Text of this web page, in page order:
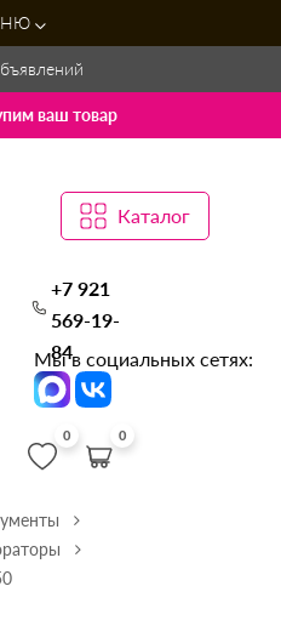
ваш товар
Каталог
+7 921
569-19-
84
Мы в социальных сетях:
0 0